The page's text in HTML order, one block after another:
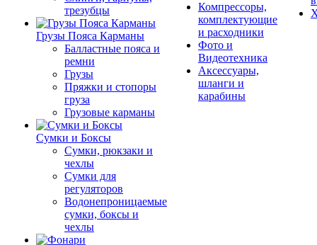
трезубцы
Грузы Пояса Карманы
Балластные пояса и
ремни
Грузы
Пряжки и стопоры
груза
Грузовые карманы
Сумки и Боксы
Сумки, рюкзаки и
чехлы
Сумки для
регуляторов
Водонепроницаемые
сумки, боксы и
чехлы
Компрессоры,
комплектующие
и расходники
Фото и
Видеотехника
Аксессуары,
шланги и
карабины